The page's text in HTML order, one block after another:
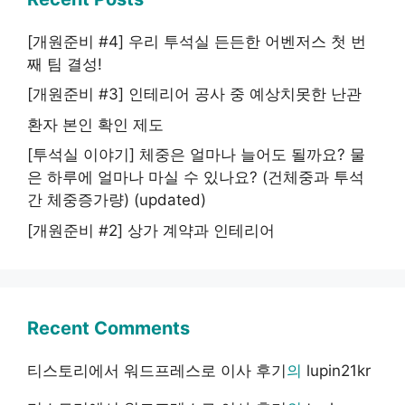
[개원준비 #4] 우리 투석실 든든한 어벤저스 첫 번
째 팀 결성!
[개원준비 #3] 인테리어 공사 중 예상치못한 난관
환자 본인 확인 제도
[투석실 이야기] 체중은 얼마나 늘어도 될까요? 물
은 하루에 얼마나 마실 수 있나요? (건체중과 투석
간 체중증가량) (updated)
[개원준비 #2] 상가 계약과 인테리어
Recent Comments
티스토리에서 워드프레스로 이사 후기의 lupin21kr